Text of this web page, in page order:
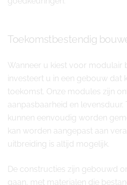
Toekomstbestendig
Wanneer u kiest voor modulair
investeert u in een gebouw dat
toekomst. Onze modules zijn
aanpasbaarheid en levensduur.
kunnen eenvoudig worden
kan worden aangepast aan
uitbreiding is altijd mogelijk.
De constructies zijn gebouwd
gaan, met materialen die